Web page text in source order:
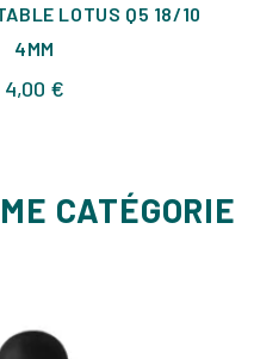
LOTUS Q5 18/10
4MM
4,00 €
CATÉGORIE